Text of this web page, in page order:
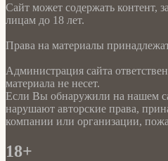
Сайт может содержать контент,
лицам до 18 лет.
Права на материалы
Администрация сайта
материала не несет.
Если Вы обнаружили на нашем
нарушают авторские права,
компании или организации,
18+